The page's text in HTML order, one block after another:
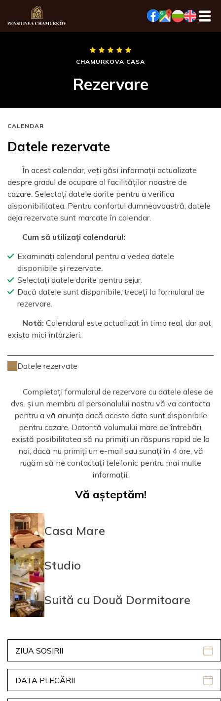
CHAMURKOVA CASA
Rezervare
CALENDAR
Datele rezervate
În acest calendar, veți găsi informații actualizate
despre gradul de ocupare al facilităților noastre de
cazare. Selectați datele dorite pentru a verifica
disponibilitatea. Pentru confortul dumneavoastră, datele
deja rezervate sunt marcate în calendar.
Cum să utilizați calendarul:
Examinați calendarul pentru a vedea datele
disponibile și rezervate.
Selectați datele dorite pentru sejur.
Dacă datele sunt disponibile, treceți la formularul de
rezervare.
Notă: Calendarul este actualizat în timp real, dar pot
exista mici întârzieri.
Datele rezervate
Completați formularul de rezervare cu datele alese de
dvs. și un membru al personalului nostru vă va contacta
pentru a vă anunța dacă aceste date sunt disponibile
pentru cazare. Datorită volumului mare de întrebări,
există posibilitatea să nu primiți un răspuns rapid de la
noi, dacă nu primiți un e-mail sau sunați în 4 ore, vă
rugăm să ne contactați telefonic pentru mai multe
informații.
Vă așteptăm!
Casa Mare
Studio
Suită cu Două Dormitoare